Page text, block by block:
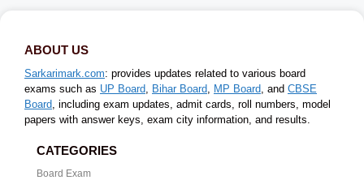
ABOUT US
Sarkarimark.com: provides updates related to various board
exams such as UP Board, Bihar Board, MP Board, and CBSE
Board, including exam updates, admit cards, roll numbers, model
papers with answer keys, exam city information, and results.
CATEGORIES
Board Exam